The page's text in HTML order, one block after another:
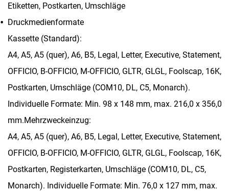
Etiketten, Postkarten, Umschläge
Druckmedienformate
Kassette (Standard):
A4, A5, A5 (quer), A6, B5, Legal, Letter, Executive, Statement,
OFFICIO, B-OFFICIO, M-OFFICIO, GLTR, GLGL, Foolscap, 16K,
Postkarten, Umschläge (COM10, DL, C5, Monarch).
Individuelle Formate: Min. 98 x 148 mm, max. 216,0 x 356,0
mm.Mehrzweckeinzug:
A4, A5, A5 (quer), A6, B5, Legal, Letter, Executive, Statement,
OFFICIO, B-OFFICIO, M-OFFICIO, GLTR, GLGL, Foolscap, 16K,
Postkarten, Registerkarten, Umschläge (COM10, DL, C5,
Monarch). Individuelle Formate: Min. 76,0 x 127 mm, max.